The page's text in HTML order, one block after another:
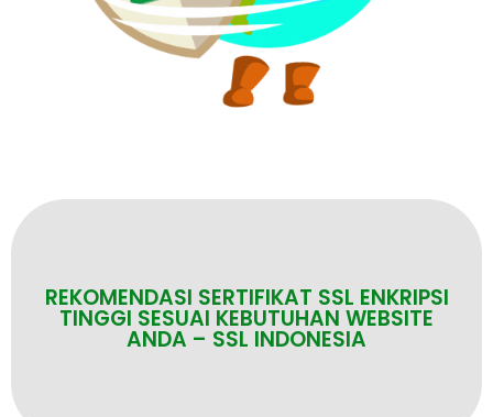
REKOMENDASI SERTIFIKAT SSL ENKRIPSI
TINGGI SESUAI KEBUTUHAN WEBSITE
ANDA – SSL INDONESIA